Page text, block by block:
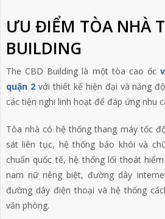
ƯU ĐIỂM TÒA NHÀ
BUILDING
The CBD Building là một tòa cao ốc
quận 2với thiết kế hiện đại và năng
các tiện nghi linh hoạt để đáp ứng nhu
Tòa nhà có hệ thống thang máy tốc
sát liên tục, hệ thống báo khói và
chuẩn quốc tế, hệ thống lối thoát
nam nữ riêng biệt, đường dây
đường dây điện thoại và hệ thống
văn phòng.